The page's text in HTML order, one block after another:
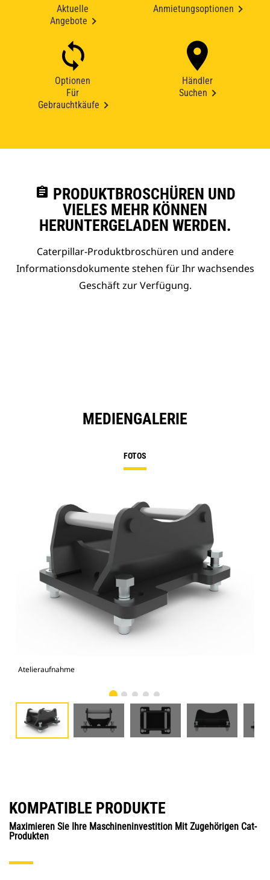
Aktuelle
Angebote
Anmietungsoptionen
Optionen
Für
Gebrauchtkäufe
Händler
Suchen
assignment PRODUKTBROSCHÜREN UND
VIELES MEHR KÖNNEN
HERUNTERGELADEN WERDEN.
Caterpillar-Produktbroschüren und andere
Informationsdokumente stehen für Ihr wachsendes
Geschäft zur Verfügung.
MEDIENGALERIE
FOTOS
Atelieraufnahme
KOMPATIBLE PRODUKTE
Maximieren Sie Ihre Maschineninvestition Mit Zugehörigen Cat-
Produkten